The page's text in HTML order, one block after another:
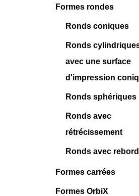
Formes rondes
Ronds coniques
Ronds
avec une surface
d'impression
Ronds sphériques
Ronds avec
rétrécissement
Ronds avec rebord
Formes carrées
Formes OrbiX